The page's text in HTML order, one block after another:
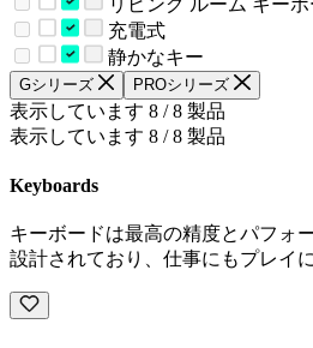
充電式
静かなキー
Gシリーズ PROシリーズ
表示しています 8 / 8 製品
表示しています 8 / 8 製品
Keyboards
キーボードは最高の精度とパフォ
設計されており、仕事にもプレイ